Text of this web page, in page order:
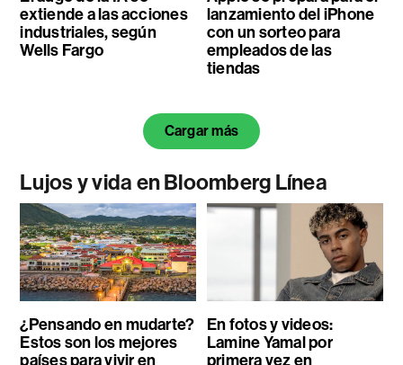
extiende a las acciones
industriales, según
Wells Fargo
lanzamiento del iPhone
con un sorteo para
empleados de las
tiendas
Cargar más
Lujos y vida en Bloomberg Línea
¿Pensando en mudarte?
Estos son los mejores
países para vivir en
En fotos y videos:
Lamine Yamal por
primera vez en